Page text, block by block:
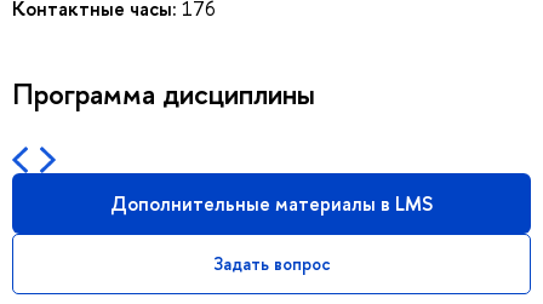
Контактные часы: 176
Программа дисциплины
Дополнительные материалы в LMS
Задать вопрос